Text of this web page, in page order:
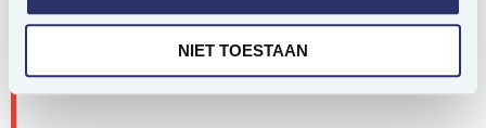
NIET TOESTAAN
voelen, nu ze door de coronacrisis geen bezoek
meer mogen ontvangen.